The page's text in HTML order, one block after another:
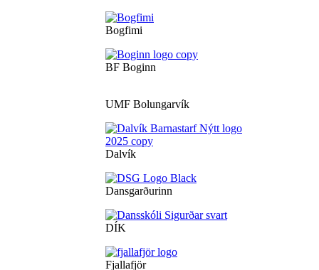
Bogfimi
BF Boginn
UMF Bolungarvík
Dalvík
Dansgarðurinn
DÍK
Fjallafjör